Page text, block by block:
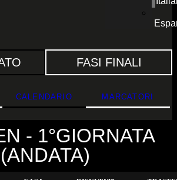
FASI FINALI
CALENDARIO MARCATORI
- 1°GIORNATA
(ANDATA)